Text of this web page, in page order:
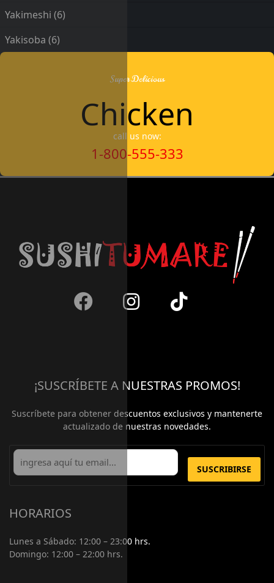
Yakimeshi (6)
Yakisoba (6)
Super Delicious
Chicken
call us now:
1-800-555-333
HORARIOS
Lunes a Sábado: 12:00 – 23:00 hrs.
Domingo: 12:00 – 22:00 hrs.
¡SUSCRÍBETE A NUESTRAS PROMOS!
Suscríbete para obtener descuentos exclusivos y mantenerte
actualizado de nuestras novedades.
SUSCRIBIRSE